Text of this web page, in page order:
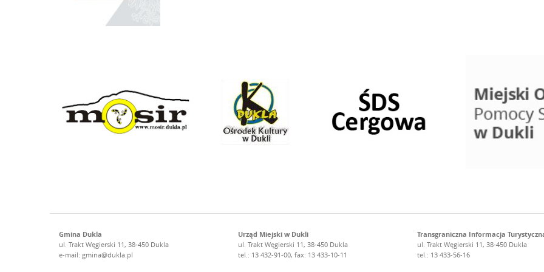
Gmina Dukla
ul. Trakt Węgierski 11, 38-450 Dukla
e-mail: gmina@dukla.pl
Urząd Miejski w Dukli
ul. Trakt Węgierski 11, 38-450 Dukla
tel.: 13 432-91-00, fax: 13 433-10-11
Transgraniczna Informacja
ul. Trakt Węgierski 11, 38-450 Dukla
tel.: 13 433-56-16